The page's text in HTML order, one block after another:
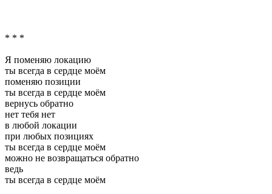
* * *
Я поменяю локацию
ты всегда в сердце моём
поменяю позиции
ты всегда в сердце моём
вернусь обратно
нет тебя нет
в любой локации
при любых позициях
ты всегда в сердце моём
можно не возвращаться обратно
ведь
ты всегда в сердце моём